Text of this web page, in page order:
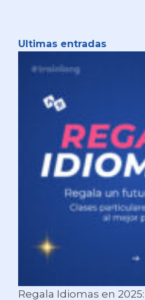
Ultimas entradas
Regala Idiomas en